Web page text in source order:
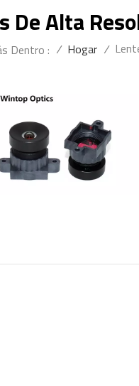
De Alta
Dentro : / Hogar /